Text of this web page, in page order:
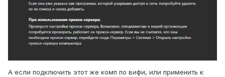
А если подключить этот же комп по вифи, или применить к